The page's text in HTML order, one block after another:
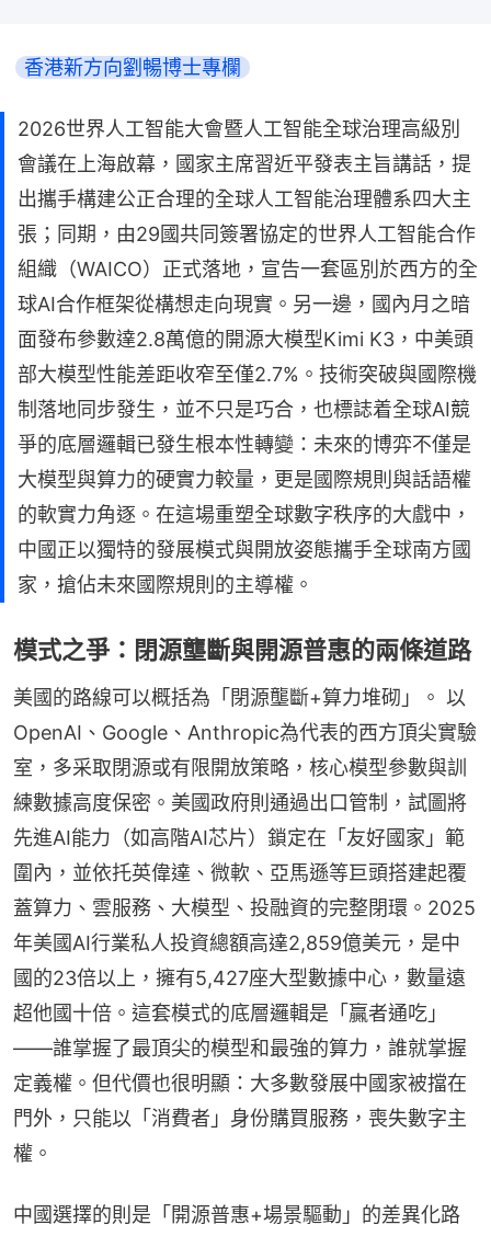
香港新方向劉暢博士專欄
2026世界人工智能大會暨人工智能全球治理高級別
會議在上海啟幕，國家主席習近平發表主旨講話，提
出攜手構建公正合理的全球人工智能治理體系四大主
張；同期，由29國共同簽署協定的世界人工智能合作
組織（WAICO）正式落地，宣告一套區別於西方的全
球AI合作框架從構想走向現實。另一邊，國內月之暗
面發布參數達2.8萬億的開源大模型Kimi K3，中美頭
部大模型性能差距收窄至僅2.7%。技術突破與國際機
制落地同步發生，並不只是巧合，也標誌着全球AI競
爭的底層邏輯已發生根本性轉變：未來的博弈不僅是
大模型與算力的硬實力較量，更是國際規則與話語權
的軟實力角逐。在這場重塑全球數字秩序的大戲中，
中國正以獨特的發展模式與開放姿態攜手全球南方國
家，搶佔未來國際規則的主導權。
模式之爭：閉源壟斷與開源普惠的兩條道路
美國的路線可以概括為「閉源壟斷+算力堆砌」。​ 以
OpenAI、Google、Anthropic為代表的西方頂尖實驗
室，多采取閉源或有限開放策略，核心模型參數與訓
練數據高度保密。美國政府則通過出口管制，試圖將
先進AI能力（如高階AI芯片）鎖定在「友好國家」範
圍內，並依托英偉達、微軟、亞馬遜等巨頭搭建起覆
蓋算力、雲服務、大模型、投融資的完整閉環。2025
年美國AI行業私人投資總額高達2,859億美元，是中
國的23倍以上，擁有5,427座大型數據中心，數量遠
超他國十倍。這套模式的底層邏輯是「贏者通吃」
——誰掌握了最頂尖的模型和最強的算力，誰就掌握
定義權。但代價也很明顯：大多數發展中國家被擋在
門外，只能以「消費者」身份購買服務，喪失數字主
權。
中國選擇的則是「開源普惠+場景驅動」的差異化路